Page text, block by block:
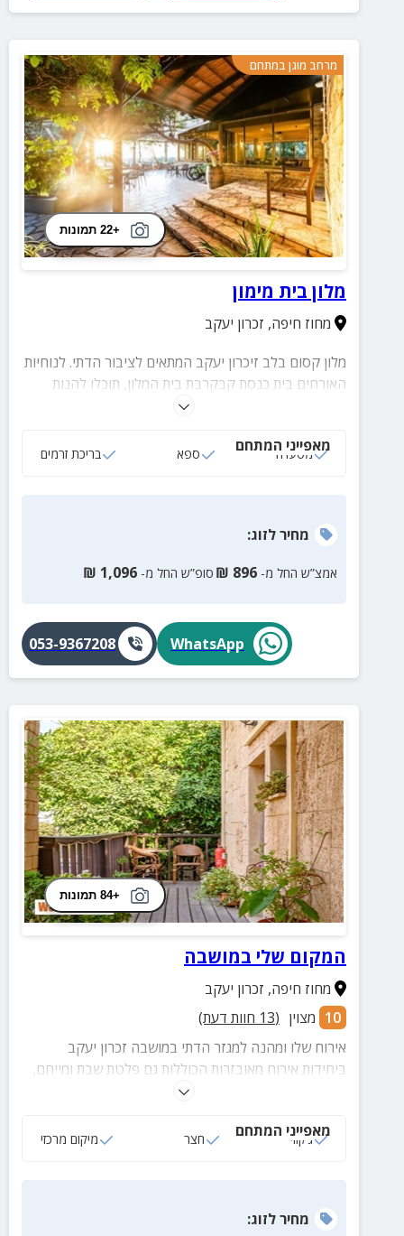
מרחב מוגן במתחם
+22 תמונות
מלון בית מימון
מחוז חיפה, זכרון יעקב
מלון קסום בלב זיכרון יעקב המתאים לציבור הדתי. לנוחיות
האורחים בית כנסת קבקרבת בית המלון, תוכלו להנות
מטיולים רגליים בשעות הערביים.
מאפייני המתחם
מסעדה ספא בריכת זרמים
מחירלזוג:
אמצ”ש החל מ- 896
₪ סופ”ש החל מ- 1,096
₪
WhatsApp
053-9367208
+84 תמונות
המקום שלי במושבה
מחוז חיפה, זכרון יעקב
10 מצוין (
13 חוות דעת)
אירוח שלו ומהנה למגזר הדתי במושבה זכרון יעקב
ביחידות אירוח מאובזרות הכוללות גם פלטת שבת ומייחם,
חצר גדולה ומטופחת, בית כנסת בקרבת המתחם ומגוון
המקיף אותה לזוגות ומשפחות מהמגזר הדתי.
מאפייני המתחם
ג‘קוזי חצר מיקום מרכזי
מחירלזוג: